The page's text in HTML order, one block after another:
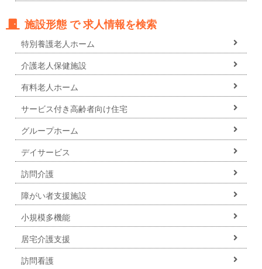
施設形態 で 求人情報を検索
特別養護老人ホーム
介護老人保健施設
有料老人ホーム
サービス付き高齢者向け住宅
グループホーム
デイサービス
訪問介護
障がい者支援施設
小規模多機能
居宅介護支援
訪問看護